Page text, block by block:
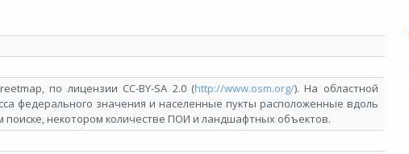
по лицензии СС-BY-SA 2.0 (http://www.osm.org/). На областной
федерального значения и населенные пукты расположенные вдоль
поиске, некотором количестве ПОИ и ландшафтных объектов.